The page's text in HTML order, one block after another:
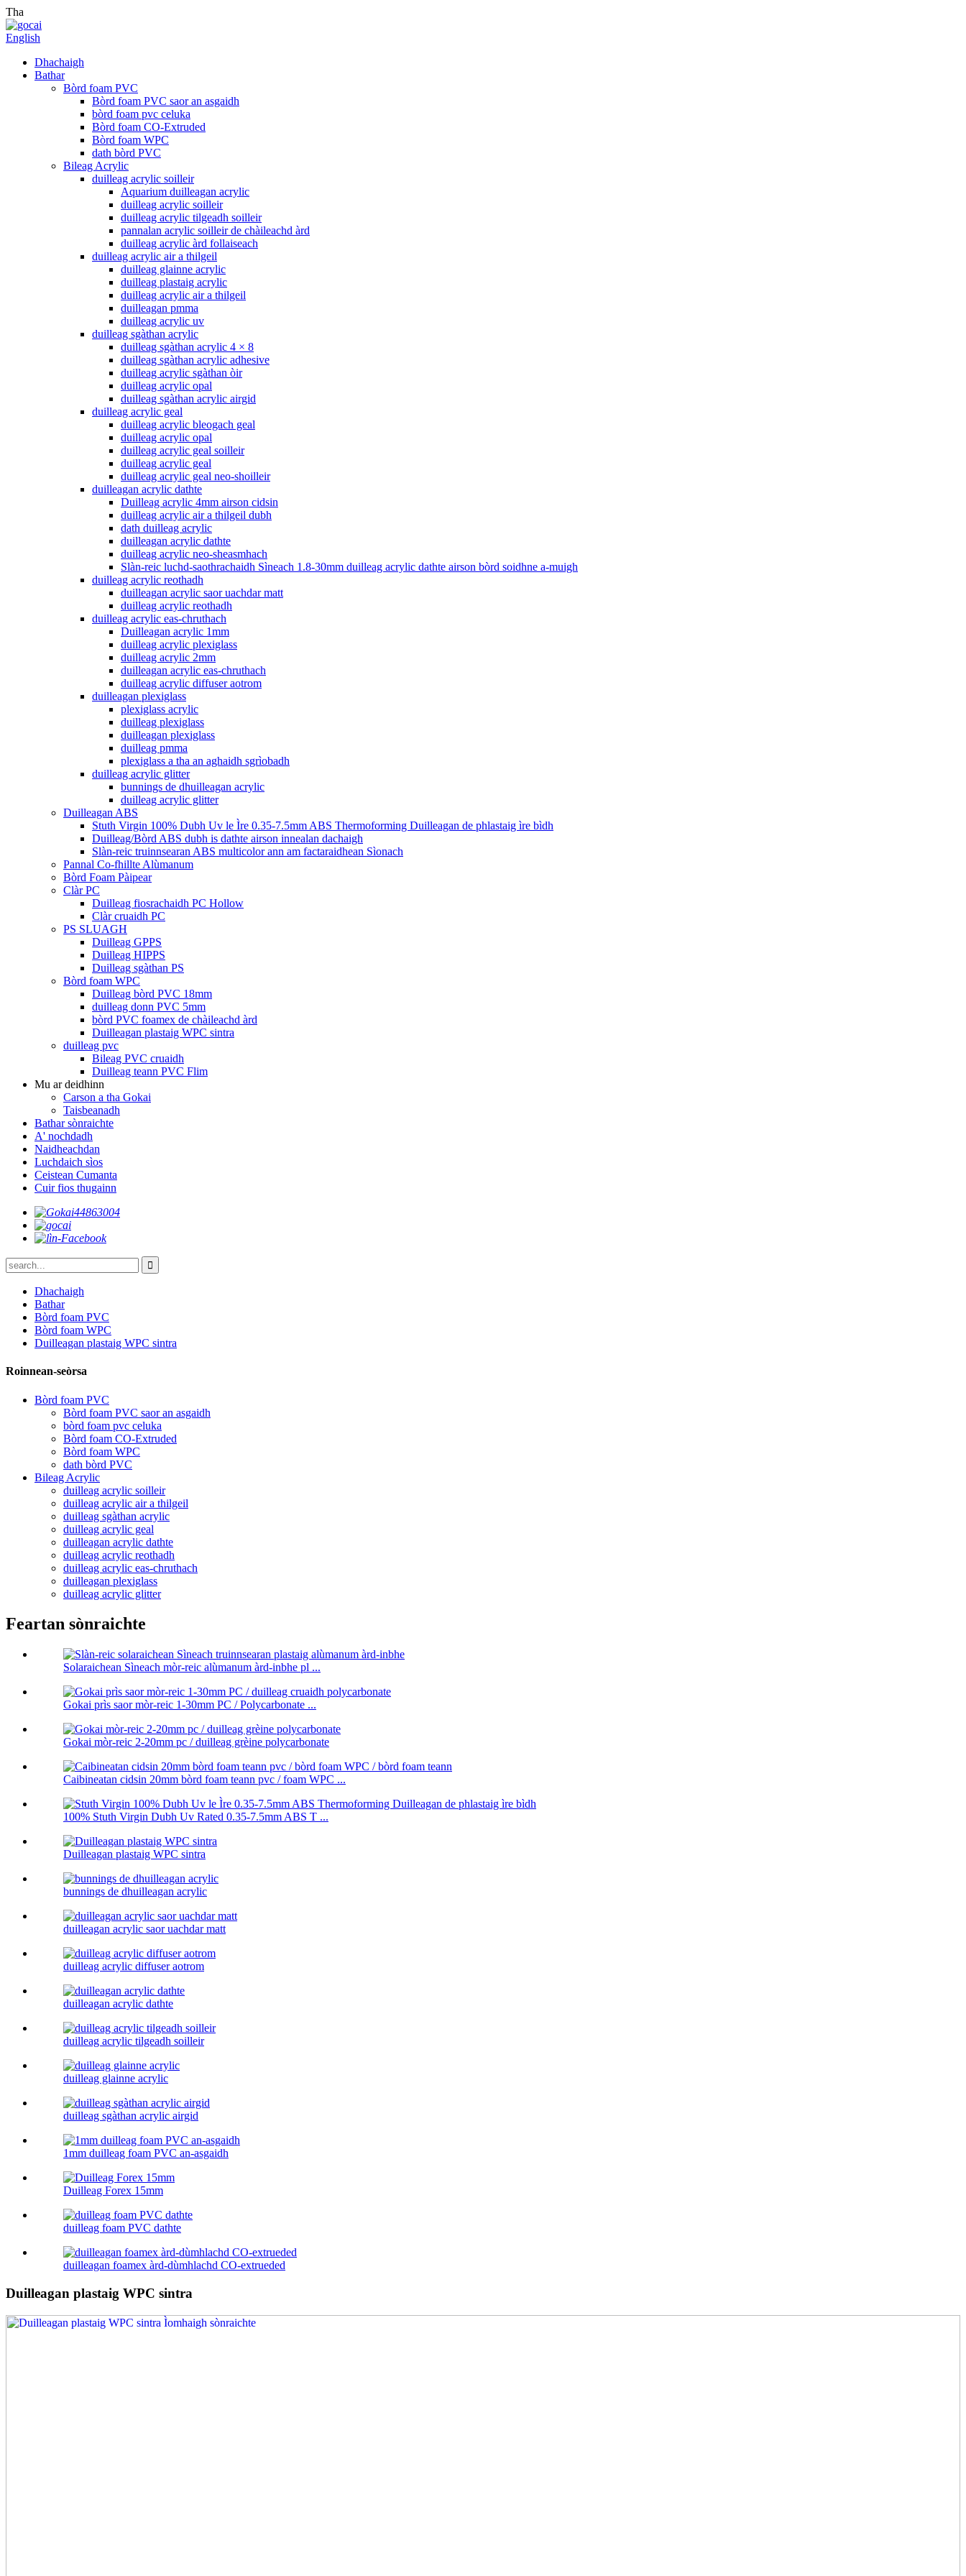
Tha
English
Dhachaigh
Bathar
Bòrd foam PVC
Bòrd foam PVC saor an asgaidh
bòrd foam pvc celuka
Bòrd foam CO-Extruded
Bòrd foam WPC
dath bòrd PVC
Bileag Acrylic
duilleag acrylic soilleir
Aquarium duilleagan acrylic
duilleag acrylic soilleir
duilleag acrylic tilgeadh soilleir
pannalan acrylic soilleir de chàileachd àrd
duilleag acrylic àrd follaiseach
duilleag acrylic air a thilgeil
duilleag glainne acrylic
duilleag plastaig acrylic
duilleag acrylic air a thilgeil
duilleagan pmma
duilleag acrylic uv
duilleag sgàthan acrylic
duilleag sgàthan acrylic 4 × 8
duilleag sgàthan acrylic adhesive
duilleag acrylic sgàthan òir
duilleag acrylic opal
duilleag sgàthan acrylic airgid
duilleag acrylic geal
duilleag acrylic bleogach geal
duilleag acrylic opal
duilleag acrylic geal soilleir
duilleag acrylic geal
duilleag acrylic geal neo-shoilleir
duilleagan acrylic dathte
Duilleag acrylic 4mm airson cidsin
duilleag acrylic air a thilgeil dubh
dath duilleag acrylic
duilleagan acrylic dathte
duilleag acrylic neo-sheasmhach
Slàn-reic luchd-saothrachaidh Sìneach 1.8-30mm duilleag acrylic dathte airson bòrd soidhne a-muigh
duilleag acrylic reothadh
duilleagan acrylic saor uachdar matt
duilleag acrylic reothadh
duilleag acrylic eas-chruthach
Duilleagan acrylic 1mm
duilleag acrylic plexiglass
duilleag acrylic 2mm
duilleagan acrylic eas-chruthach
duilleag acrylic diffuser aotrom
duilleagan plexiglass
plexiglass acrylic
duilleag plexiglass
duilleagan plexiglass
duilleag pmma
plexiglass a tha an aghaidh sgrìobadh
duilleag acrylic glitter
bunnings de dhuilleagan acrylic
duilleag acrylic glitter
Duilleagan ABS
Stuth Virgin 100% Dubh Uv le Ìre 0.35-7.5mm ABS Thermoforming Duilleagan de phlastaig ìre bìdh
Duilleag/Bòrd ABS dubh is dathte airson innealan dachaigh
Slàn-reic truinnsearan ABS multicolor ann am factaraidhean Sìonach
Pannal Co-fhillte Alùmanum
Bòrd Foam Pàipear
Clàr PC
Duilleag fiosrachaidh PC Hollow
Clàr cruaidh PC
PS SLUAGH
Duilleag GPPS
Duilleag HIPPS
Duilleag sgàthan PS
Bòrd foam WPC
Duilleag bòrd PVC 18mm
duilleag donn PVC 5mm
bòrd PVC foamex de chàileachd àrd
Duilleagan plastaig WPC sintra
duilleag pvc
Bileag PVC cruaidh
Duilleag teann PVC Flim
Mu ar deidhinn
Carson a tha Gokai
Taisbeanadh
Bathar sònraichte
A' nochdadh
Naidheachdan
Luchdaich sìos
Ceistean Cumanta
Cuir fios thugainn
Dhachaigh
Bathar
Bòrd foam PVC
Bòrd foam WPC
Duilleagan plastaig WPC sintra
Roinnean-seòrsa
Bòrd foam PVC
Bòrd foam PVC saor an asgaidh
bòrd foam pvc celuka
Bòrd foam CO-Extruded
Bòrd foam WPC
dath bòrd PVC
Bileag Acrylic
duilleag acrylic soilleir
duilleag acrylic air a thilgeil
duilleag sgàthan acrylic
duilleag acrylic geal
duilleagan acrylic dathte
duilleag acrylic reothadh
duilleag acrylic eas-chruthach
duilleagan plexiglass
duilleag acrylic glitter
Feartan sònraichte
Solaraichean Sìneach mòr-reic alùmanum àrd-inbhe pl ...
Gokai prìs saor mòr-reic 1-30mm PC / Polycarbonate ...
Gokai mòr-reic 2-20mm pc / duilleag grèine polycarbonate
Caibineatan cidsin 20mm bòrd foam teann pvc / foam WPC ...
100% Stuth Virgin Dubh Uv Rated 0.35-7.5mm ABS T ...
Duilleagan plastaig WPC sintra
bunnings de dhuilleagan acrylic
duilleagan acrylic saor uachdar matt
duilleag acrylic diffuser aotrom
duilleagan acrylic dathte
duilleag acrylic tilgeadh soilleir
duilleag glainne acrylic
duilleag sgàthan acrylic airgid
1mm duilleag foam PVC an-asgaidh
Duilleag Forex 15mm
duilleag foam PVC dathte
duilleagan foamex àrd-dùmhlachd CO-extrueded
Duilleagan plastaig WPC sintra